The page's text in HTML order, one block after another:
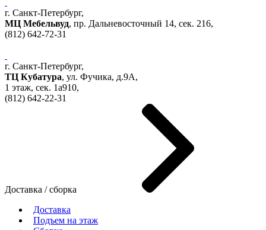
г. Санкт-Петербург,
МЦ Мебельвуд, пр. Дальневосточный 14, сек. 216,
(812) 642-72-31
г. Санкт-Петербург,
ТЦ Кубатура, ул. Фучика, д.9А,
1 этаж, сек. 1a910,
(812) 642-22-31
Доставка / сборка
Доставка
Подъем на этаж